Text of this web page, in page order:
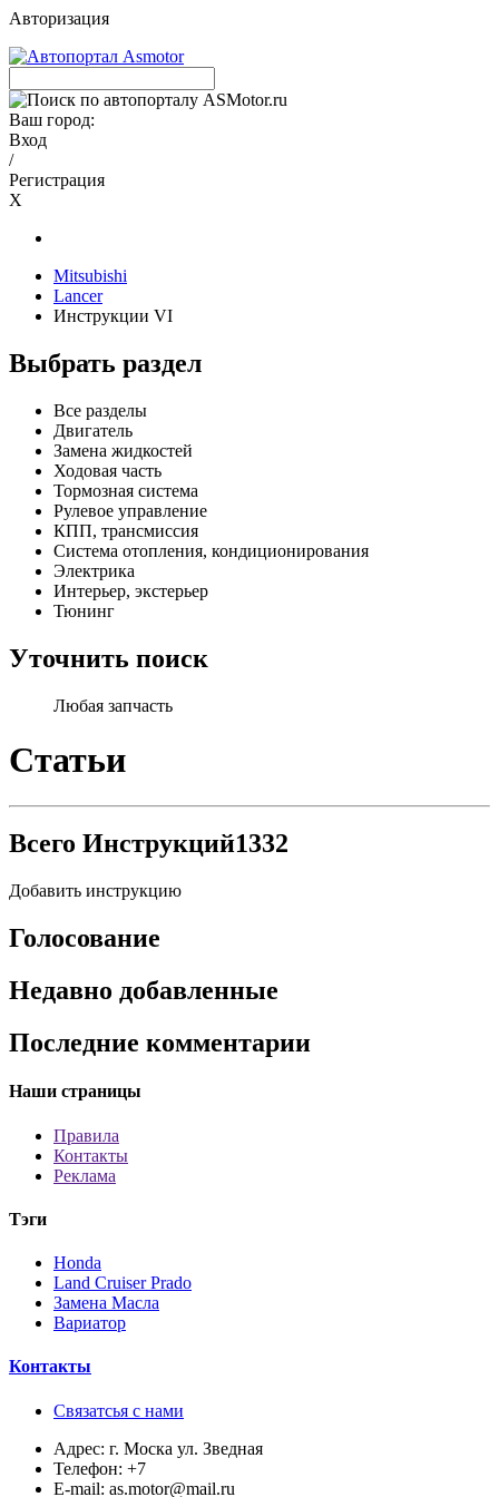
Авторизация
Ваш город:
Вход
/
Регистрация
X
Mitsubishi
Lancer
Инструкции VI
Выбрать раздел
Все разделы
Двигатель
Замена жидкостей
Ходовая часть
Тормозная система
Рулевое управление
КПП, трансмиссия
Система отопления, кондиционирования
Электрика
Интерьер, экстерьер
Тюнинг
Уточнить поиск
Любая запчасть
Статьи
Всего Инструкций1332
Добавить инструкцию
Голосование
Недавно добавленные
Последние комментарии
Наши страницы
Правила
Контакты
Реклама
Тэги
Honda
Land Cruiser Prado
Замена Масла
Вариатор
Контакты
Связатсья с нами
Адрес: г. Моска ул. Зведная
Телефон: +7
E-mail: as.motor@mail.ru